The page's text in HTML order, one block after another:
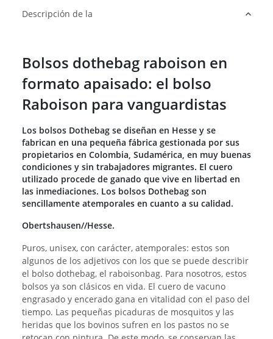
Descripción de la
Bolsos dothebag raboison en
formato apaisado: el bolso
Raboison para vanguardistas
Los bolsos Dothebag se diseñan en Hesse y se
fabrican en una pequeña fábrica gestionada por sus
propietarios en Colombia, Sudamérica, en muy buenas
condiciones y sin trabajadores migrantes. El cuero
utilizado procede de ganado que vive en libertad en
las inmediaciones. Los bolsos Dothebag son
sencillamente atemporales en cuanto a su calidad.
Obertshausen//Hesse.
Puros, unisex, con carácter, atemporales: estos son
algunos de los adjetivos con los que se puede describir
el bolso dothebag, el raboisonbag. Para nosotros, estos
bolsos ya son clásicos en vida. El cuero de vacuno
engrasado y encerado gana en vitalidad con el paso del
tiempo. Las pequeñas picaduras de mosquitos y las
heridas que los bovinos sufren en los pastos no se